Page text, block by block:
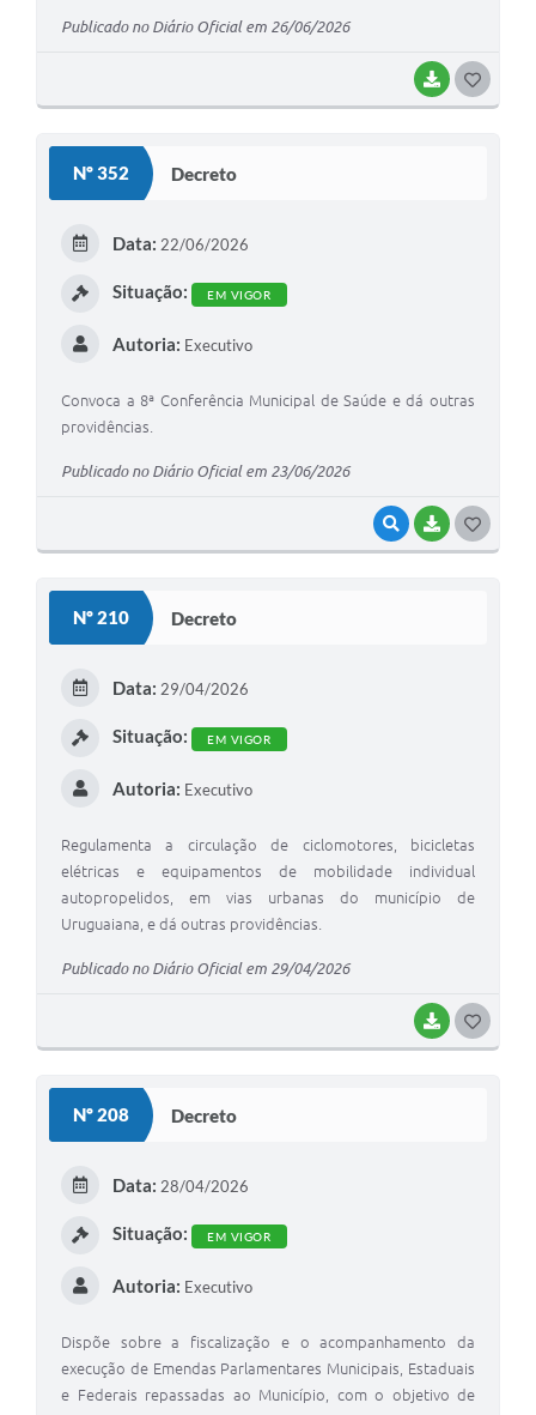
BAIXAR
Publicado no Diário Oficial em 26/06/2026
Nº 352 Decreto
VISUALIZAR
BAIXAR
Data: 22/06/2026
Situação: EM VIGOR
Autoria: Executivo
Convoca a 8ª Conferência Municipal de Saúde e dá outras
providências.
Publicado no Diário Oficial em 23/06/2026
Nº 210 Decreto
BAIXAR
Data: 29/04/2026
Situação: EM VIGOR
Autoria: Executivo
Regulamenta a circulação de ciclomotores, bicicletas
elétricas e equipamentos de mobilidade individual
autopropelidos, em vias urbanas do município de
Uruguaiana, e dá outras providências.
Publicado no Diário Oficial em 29/04/2026
Nº 208 Decreto
Data: 28/04/2026
Situação: EM VIGOR
Autoria: Executivo
Dispõe sobre a fiscalização e o acompanhamento da
execução de Emendas Parlamentares Municipais, Estaduais
e Federais repassadas ao Município, com o objetivo de